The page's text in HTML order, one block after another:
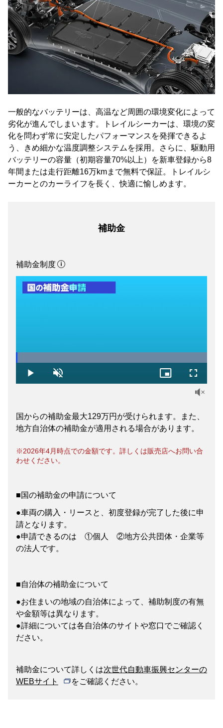
一般的なバッテリーは、高温など周囲の環境変化によって
劣化が進んでしまいます。トレイルシーカーは、環境の変
化を問わず常に安定したパフォーマンスを発揮できるよ
う、きめ細かな温度調整システムを採用。さらに、駆動用
バッテリーの容量（初期容量70%以上）を新車登録から8
年間または走行距離16万kmまで無料で保証。トレイルシ
ーカーとのカーライフを長く、快適に愉しめます。
補助金
補助金制度
国からの補助金最大129万円が受けられます。また、
地方自治体の補助金が適用される場合があります。
※2026年4月時点での金額です。詳しくは販売店へお問い合
わせください。
Play Unmute
100.00%
Picture-
in-
■国の補助金の申請について
●車両の購入・リースと、初度登録が完了した後に申
請となります。
●申請できるのは ①個人 ②地方公共団体・企業等
の法人です。
■自治体の補助金について
●お住まいの地域の自治体によって、補助制度の有無
や金額等は異なります。
●詳細については各自治体のサイトや窓口でご確認く
ださい。
補助金について詳しくは次世代自動車振興センターの
WEBサイト
をご確認ください。